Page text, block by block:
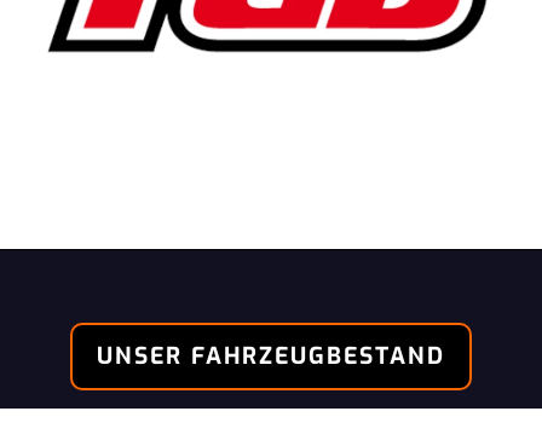
UNSER FAHRZEUGBESTAND